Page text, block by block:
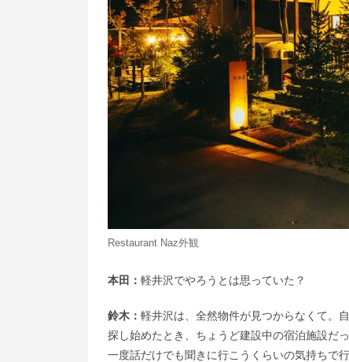
Restaurant Naz外観
本田： 軽井沢でやろうとは思っていた？
鈴木： 軽井沢は、全然物件が見つからなくて。
探し始めたとき、ちょうど建設中の宿泊施設だ
一度話だけでも聞きに行こうくらいの気持ちで